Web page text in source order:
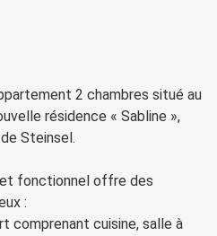
2 chambres situé au
résidence « Sabline »,
Steinsel.
fonctionnel offre des
:
comprenant cuisine, salle à